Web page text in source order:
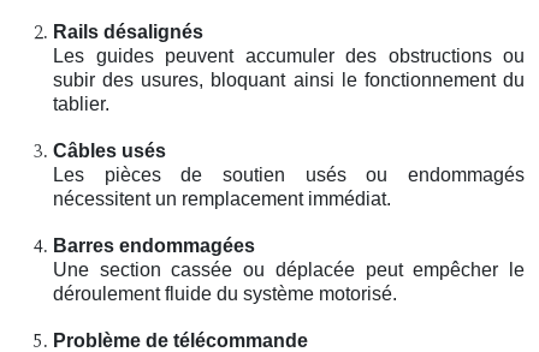
Rails désalignés
Les guides peuvent accumuler des obstructions ou
subir des usures, bloquant ainsi le fonctionnement du
tablier.
Câbles usés
Les pièces de soutien usés ou endommagés
nécessitent un remplacement immédiat.
Barres endommagées
Une section cassée ou déplacée peut empêcher le
déroulement fluide du système motorisé.
Problème de télécommande